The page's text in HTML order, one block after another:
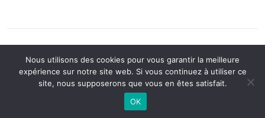
Back to Top
Nous utilisons des cookies pour vous garantir la meilleure
expérience sur notre site web. Si vous continuez à utiliser ce
site, nous supposerons que vous en êtes satisfait.
OK